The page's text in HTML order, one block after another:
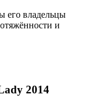
его владельцы
и
2014